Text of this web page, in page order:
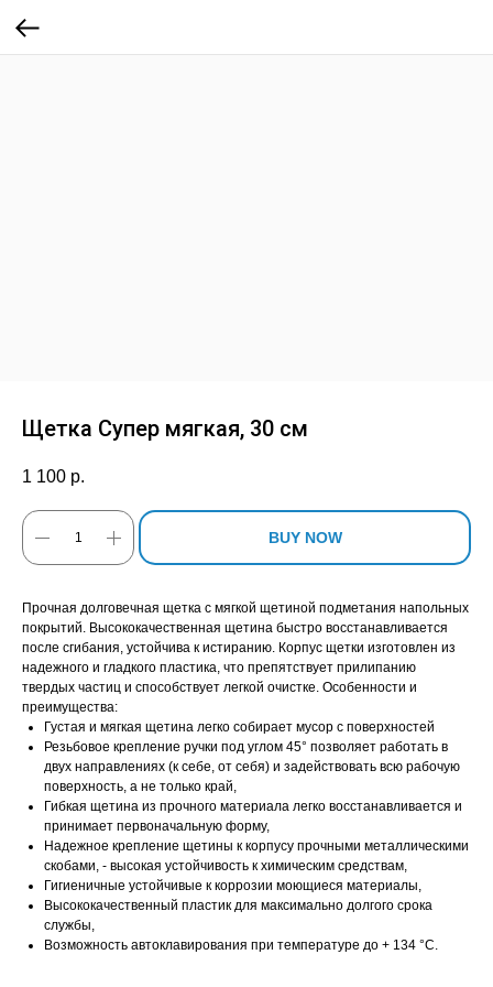
Щетка Супер мягкая, 30 см
1 100 р.
BUY NOW
Прочная долговечная щетка с мягкой щетиной подметания напольных
покрытий. Высококачественная щетина быстро восстанавливается
после сгибания, устойчива к истиранию. Корпус щетки изготовлен из
надежного и гладкого пластика, что препятствует прилипанию
твердых частиц и способствует легкой очистке. Особенности и
преимущества:
Густая и мягкая щетина легко собирает мусор с поверхностей
Резьбовое крепление ручки под углом 45° позволяет работать в
двух направлениях (к себе, от себя) и задействовать всю рабочую
поверхность, а не только край,
Гибкая щетина из прочного материала легко восстанавливается и
принимает первоначальную форму,
Надежное крепление щетины к корпусу прочными металлическими
скобами, - высокая устойчивость к химическим средствам,
Гигиеничные устойчивые к коррозии моющиеся материалы,
Высококачественный пластик для максимально долгого срока
службы,
Возможность автоклавирования при температуре до + 134 °C.